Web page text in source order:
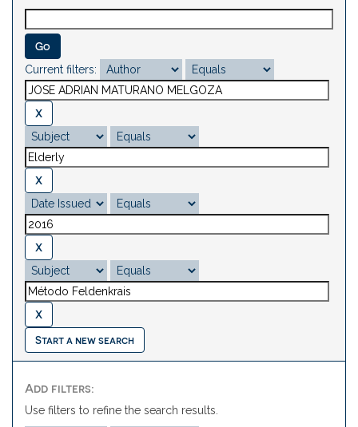
Current filters:
Start a new search
Add filters:
Use filters to refine the search results.